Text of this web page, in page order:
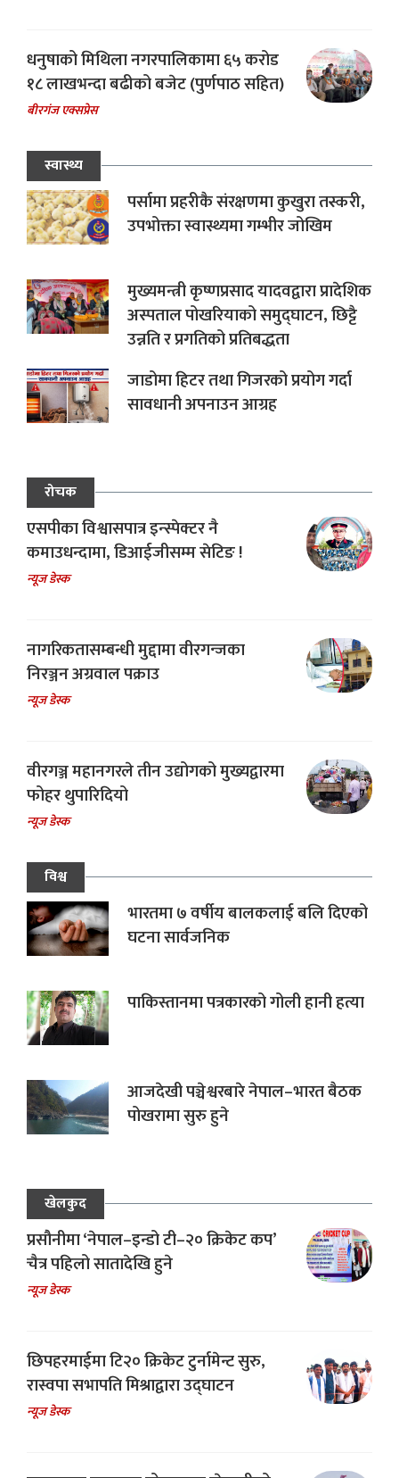
धनुषाको मिथिला नगरपालिकामा ६५ करोड
१८ लाखभन्दा बढीको बजेट (पुर्णपाठ सहित)
बीरगंज एक्सप्रेस
स्वास्थ्य
पर्सामा प्रहरीकै संरक्षणमा कुखुरा तस्करी,
उपभोक्ता स्वास्थ्यमा गम्भीर जोखिम
मुख्यमन्त्री कृष्णप्रसाद यादवद्वारा प्रादेशिक
अस्पताल पोखरियाको समुद्घाटन, छिट्टै
उन्नति र प्रगतिको प्रतिबद्धता
जाडोमा हिटर तथा गिजरको प्रयोग गर्दा
सावधानी अपनाउन आग्रह
रोचक
एसपीका विश्वासपात्र इन्स्पेक्टर नै
कमाउधन्दामा, डिआईजीसम्म सेटिङ !
न्यूज डेस्क
नागरिकतासम्बन्धी मुद्दामा वीरगन्जका
निरञ्जन अग्रवाल पक्राउ
न्यूज डेस्क
वीरगञ्ज महानगरले तीन उद्योगको मुख्यद्वारमा
फोहर थुपारिदियो
न्यूज डेस्क
विश्व
भारतमा ७ वर्षीय बालकलाई बलि दिएको
घटना सार्वजनिक
पाकिस्तानमा पत्रकारको गोली हानी हत्या
आजदेखी पञ्चेश्वरबारे नेपाल–भारत बैठक
पोखरामा सुरु हुने
खेलकुद
प्रसौनीमा ‘नेपाल–इन्डो टी–२० क्रिकेट कप’
चैत्र पहिलो सातादेखि हुने
न्यूज डेस्क
छिपहरमाईमा टि२० क्रिकेट टुर्नामेन्ट सुरु,
रास्वपा सभापति मिश्राद्वारा उद्घाटन
न्यूज डेस्क